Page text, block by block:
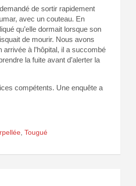
de sortir rapidement
avec un couteau. En
qu’elle dormait lorsque son
de mourir. Nous avons
à l’hôpital, il a succombé
la fuite avant d’alerter la
compétents. Une enquête a
, Tougué